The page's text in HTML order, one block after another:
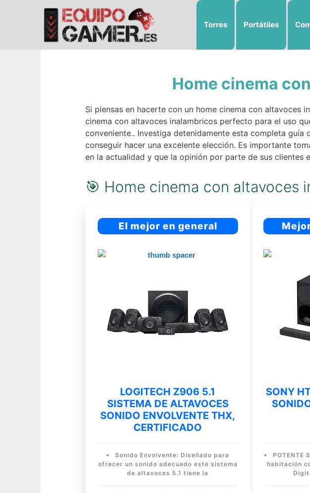
Torres Portátiles
Home cinema
Si piensas en hacerte con un home cinema con altavoces
cinema con altavoces inalambricos perfecto para el uso
conveniente.. Investiga detenidamente esta completa
conseguir hacer una excelente elección. Es importante
en la actualidad y que la opinión por parte de sus clientes
🎯 Home cinema con altavoces
El mejor en general
LOGITECH Z906 5.1
SISTEMA DE ALTAVOCES
SONIDO ENVOLVENTE THX,
CERTIFICADO
Sonido Envolvente: Diseñado para
ofrecer un sonido adecuado este sistema
de altavoces 5.1 tiene la
SONY
POTENTE
habitación